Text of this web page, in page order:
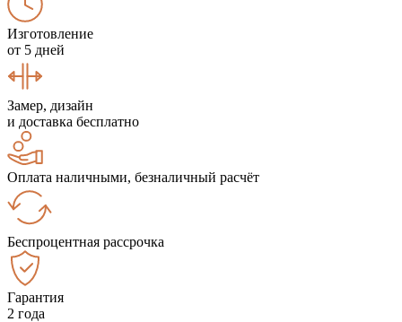
Изготовление
от 5 дней
Замер, дизайн
и доставка бесплатно
Оплата наличными, безналичный расчёт
Беспроцентная рассрочка
Гарантия
2 года